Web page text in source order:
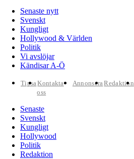
Senaste nytt
Svenskt
Kungligt
Hollywood & Världen
Politik
Vi avslöjar
Kändisar A-Ö
TipsaKontakta
oss
AnnonseraRedaktion
Senaste
Svenskt
Kungligt
Hollywood
Politik
Redaktion